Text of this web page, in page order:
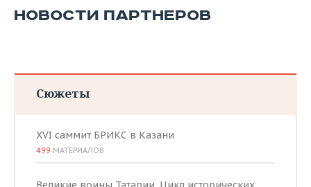
НОВОСТИ ПАРТНЕРОВ
Сюжеты
XVI саммит БРИКС в Казани
499 МАТЕРИАЛОВ